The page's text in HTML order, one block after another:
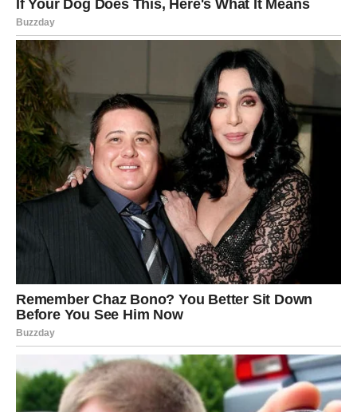
deluje preveliko –to je zato što ste prerasli staru verziju
sebe.
BIK – NOVAC DOLAZI KROZ
PAMETAN POTEZ I PRAVU
ODLUKU
Stabilnost se pretvara u bogatstvo
Bikovi ulaze u period u kojem novac dolazi kroz
pametno odabranu priliku , a ne kroz preterani rizik. Ovaj
znak ima izuzetan osećaj za vrednost – i sada će ga
Moguće su:
investicije koje se isplate višestruko